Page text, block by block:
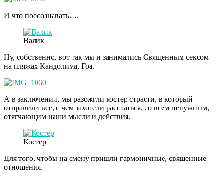
И что поосознавать….
Валик
Ну, собственно, вот так мы и занимались Священным сексом
на пляжах Кандолима, Гоа.
А в заключении, мы разожгли костер страсти, в который
отправили все, с чем захотели расстаться, со всем ненужным,
отягчающим наши мысли и действия.
Костер
Для того, чтобы на смену пришли гармоничные, священные
отношения.